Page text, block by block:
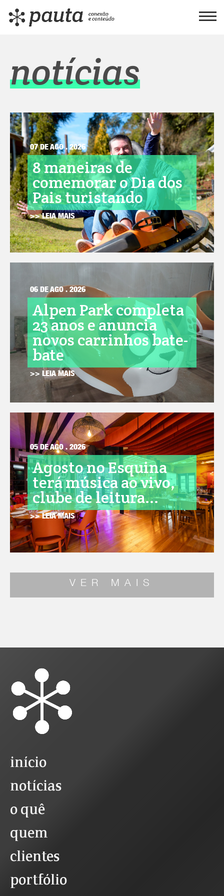
notícias
07 DE AGO . 2026
8 maneiras de
comemorar o Dia dos
Pais turistando
>> LEIA MAIS
06 DE AGO . 2026
Alpen Park completa
23 anos e anuncia
novos carrinhos bate-
bate
>> LEIA MAIS
05 DE AGO . 2026
Agosto no Esquina
terá música ao vivo,
clube de leitura...
>> LEIA MAIS
VER MAIS
início
notícias
o quê
quem
clientes
portfólio